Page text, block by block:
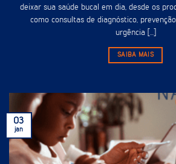
deixar sua saúde bucal em dia, desde os
como consultas de diagnóstico,
urgência [...]
SAIBA MAIS
03
jan